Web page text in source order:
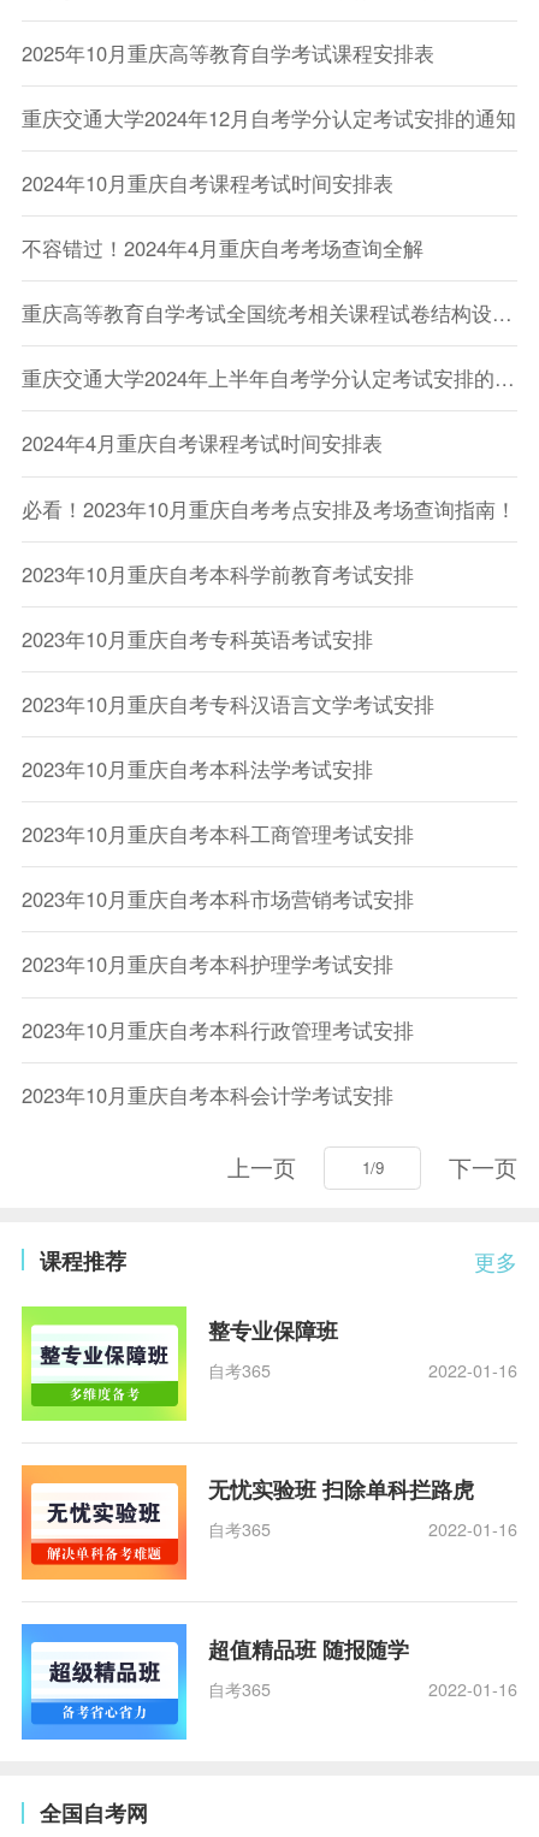
2025年10月重庆高等教育自学考试课程安排表
重庆交通大学2024年12月自考学分认定考试安排的通知
2024年10月重庆自考课程考试时间安排表
不容错过！2024年4月重庆自考考场查询全解
重庆高等教育自学考试全国统考相关课程试卷结构设置调整
重庆交通大学2024年上半年自考学分认定考试安排的通知
2024年4月重庆自考课程考试时间安排表
必看！2023年10月重庆自考考点安排及考场查询指南！
2023年10月重庆自考本科学前教育考试安排
2023年10月重庆自考专科英语考试安排
2023年10月重庆自考专科汉语言文学考试安排
2023年10月重庆自考本科法学考试安排
2023年10月重庆自考本科工商管理考试安排
2023年10月重庆自考本科市场营销考试安排
2023年10月重庆自考本科护理学考试安排
2023年10月重庆自考本科行政管理考试安排
2023年10月重庆自考本科会计学考试安排
上一页 下一页
更多
课程推荐
整专业保障班
自考365 2022-01-16
无忧实验班 扫除单科拦路虎
自考365 2022-01-16
超值精品班 随报随学
自考365 2022-01-16
全国自考网